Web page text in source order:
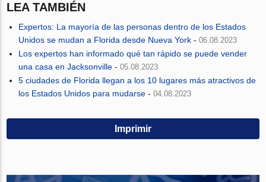
LEA TAMBIÉN
Expertos: La mayoría de las personas dentro de los Estados
Unidos se mudan a Florida desde Nueva York -06.08.2023
Los expertos han informado qué tan rápido se puede vender
una casa en Jacksonville -05.08.2023
5 ciudades de Florida llegan a los 10 lugares más atractivos de
los Estados Unidos para mudarse -04.08.2023
Imprimir